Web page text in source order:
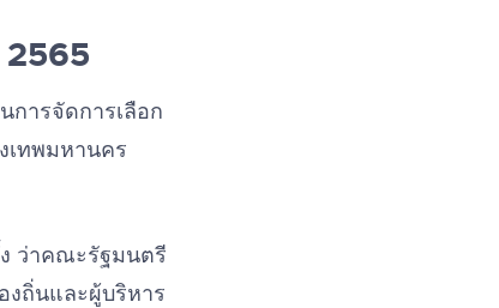
2565
การจัดการเลือก
เทพมหานคร
ว่าคณะรัฐมนตรี
งถิ่นและผู้บริหาร